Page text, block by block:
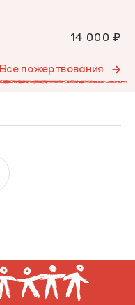
14 000 ₽
Все пожертвования